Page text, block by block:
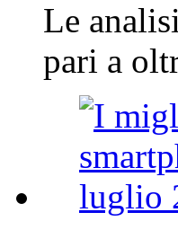
Le
pari a